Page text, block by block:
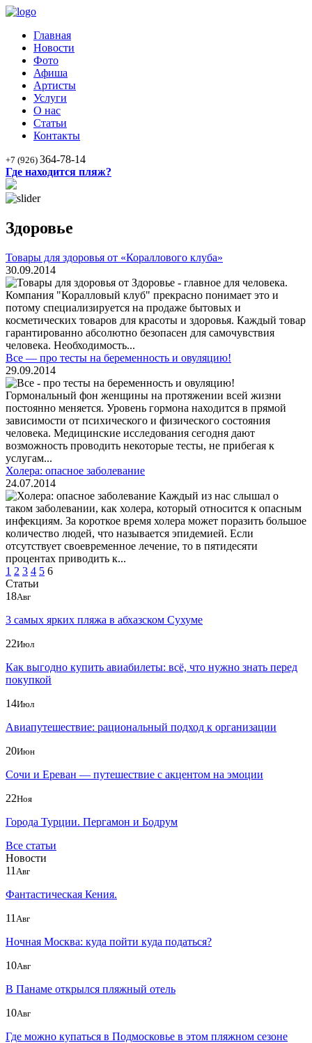
Главная
Новости
Фото
Афиша
Артисты
Услуги
О нас
Статьи
Контакты
+7 (926) 364-78-14
Где находится пляж?
Здоровье
Товары для здоровья от «Кораллового клуба»
30.09.2014
Здоровье - главное для человека.
Компания "Коралловый клуб" прекрасно понимает это и
потому специализируется на продаже бытовых и
косметических товаров для красоты и здоровья. Каждый товар
гарантированно абсолютно безопасен для самочувствия
человека. Необходимость...
Все — про тесты на беременность и овуляцию!
29.09.2014
Гормональный фон женщины на протяжении всей жизни
постоянно меняется. Уровень гормона находится в прямой
зависимости от психического и физического состояния
человека. Медицинские исследования сегодня дают
возможность проводить некоторые тесты, не прибегая к
услугам...
Холера: опасное заболевание
24.07.2014
Каждый из нас слышал о
таком заболевании, как холера, который относится к опасным
инфекциям. За короткое время холера может поразить большое
количество людей, что называется эпидемией. Если
отсутствует своевременное лечение, то в пятидесяти
процентах приводить к...
1 2 3 4 5 6
Статьи
18Авг
3 самых ярких пляжа в абхазском Сухуме
22Июл
Как выгодно купить авиабилеты: всё, что нужно знать перед
покупкой
14Июл
Авиапутешествие: рациональный подход к организации
20Июн
Сочи и Ереван — путешествие с акцентом на эмоции
22Ноя
Города Турции. Пергамон и Бодрум
Все статьи
Новости
11 Авг
Фантастическая Кения.
11 Авг
Ночная Москва: куда пойти куда податься?
10Авг
В Панаме открылся пляжный отель
10Авг
Где можно купаться в Подмосковье в этом пляжном сезоне